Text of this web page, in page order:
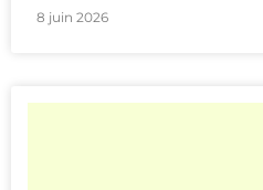
8 juin 2026